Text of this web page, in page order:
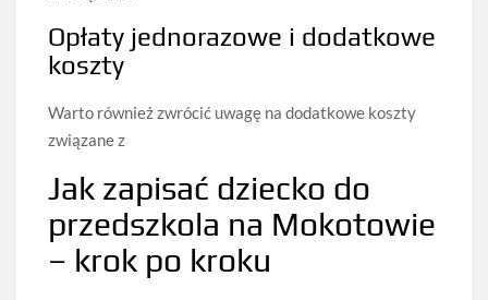
Opłaty jednorazowe i dodatkowe
koszty
Warto również zwrócić uwagę na dodatkowe koszty
związane z
Jak zapisać dziecko do
przedszkola na Mokotowie
– krok po kroku